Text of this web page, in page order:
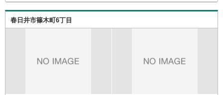
動産業者間で不動産情報が共有されているので、名古屋市
全域や、その他隣接エリアでもご内覧が可能です！ 【大曽
根営業所】○地下鉄名城線、JR中央線「大曽根」駅徒歩1分
春日井市篠木町6丁目